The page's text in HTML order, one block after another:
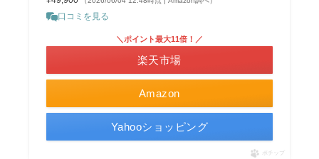
口コミを見る
Amazon
＼ポイント最大11倍！／
楽天市場
Yahooショッピング
ポチップ